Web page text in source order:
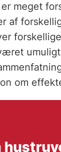
meget
af
om